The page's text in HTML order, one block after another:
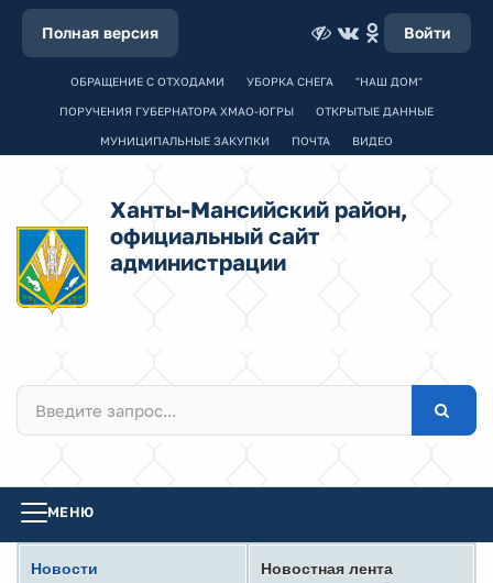
Полная версия Войти
ОБРАЩЕНИЕ С ОТХОДАМИ УБОРКА СНЕГА "НАШ ДОМ"
ПОРУЧЕНИЯ ГУБЕРНАТОРА ХМАО-ЮГРЫ ОТКРЫТЫЕ ДАННЫЕ
МУНИЦИПАЛЬНЫЕ ЗАКУПКИ ПОЧТА ВИДЕО
Ханты-Мансийский район,
официальный сайт
администрации
МЕНЮ
Новости
Новостная лента